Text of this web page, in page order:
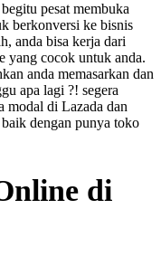
pesat membuka
berkonversi ke bisnis
anda bisa kerja dari
yang cocok untuk anda.
anda memasarkan dan
apa lagi ?! segera
modal di Lazada dan
dengan punya toko
di